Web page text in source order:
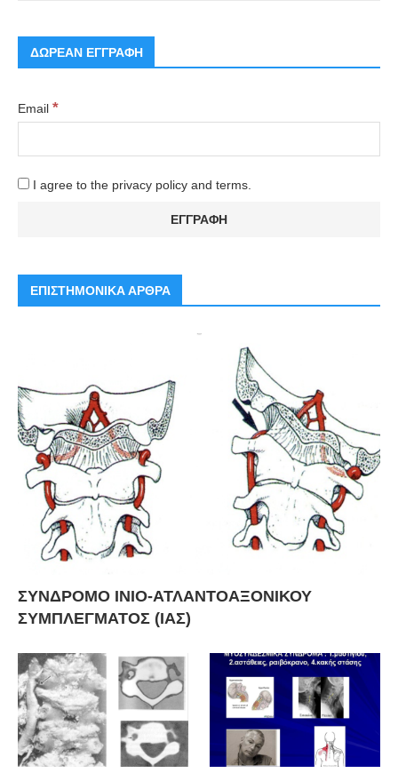
ΔΩΡΕΑΝ ΕΓΓΡΑΦΗ
Email *
I agree to the privacy policy and terms.
ΕΠΙΣΤΗΜΟΝΙΚΑ ΑΡΘΡΑ
ΣΥΝΔΡΟΜΟ ΙΝΙΟ-ΑΤΛΑΝΤΟΑΞΟΝΙΚΟΥ
ΣΥΜΠΛΕΓΜΑΤΟΣ (ΙΑΣ)